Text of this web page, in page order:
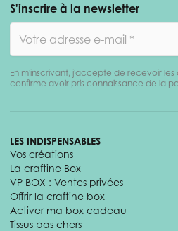
S'inscrire à la newsletter
En m'inscrivant, j'accepte de recevoir
confirme avoir pris connaissance de la
LES INDISPENSABLES
Vos créations
La craftine Box
VP BOX : Ventes privées
Offrir la craftine box
Activer ma box cadeau
Tissus pas chers